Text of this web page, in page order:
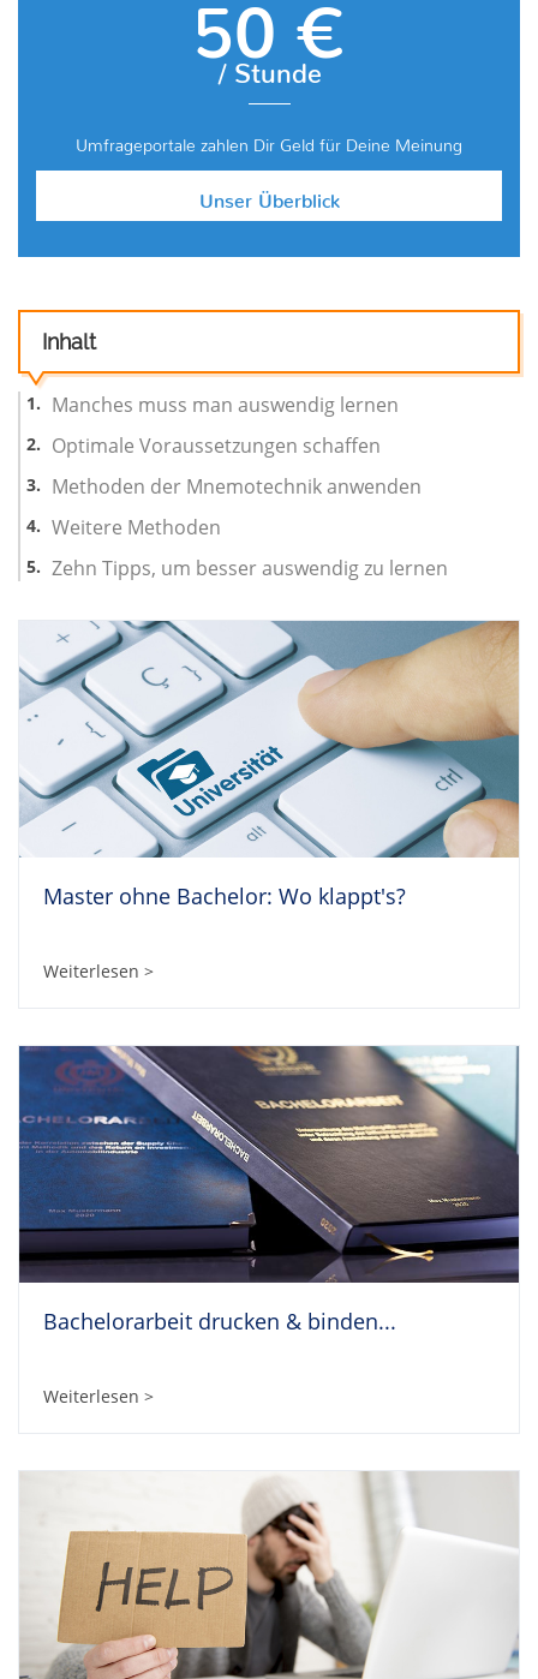
50 €
/ Stunde
Umfrageportale zahlen Dir Geld für Deine Meinung
Unser Überblick
Inhalt
Manches muss man auswendig lernen
Optimale Voraussetzungen schaffen
Methoden der Mnemotechnik anwenden
Weitere Methoden
Zehn Tipps, um besser auswendig zu lernen
Master ohne Bachelor: Wo klappt's?
Weiterlesen >
Bachelorarbeit drucken & binden...
Weiterlesen >